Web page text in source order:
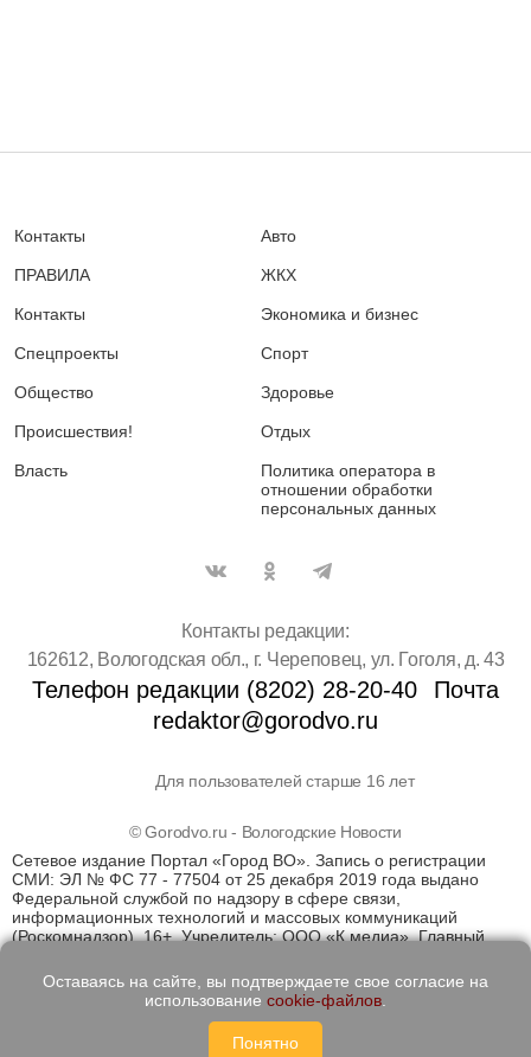
Контакты
ПРАВИЛА
Контакты
Спецпроекты
Общество
Происшествия!
Власть
Авто
ЖКХ
Экономика и бизнес
Спорт
Здоровье
Отдых
Политика оператора в
отношении обработки
персональных данных
Контакты редакции:
162612, Вологодская обл., г. Череповец, ул. Гоголя, д. 43
Телефон редакции (8202) 28-20-40
Почта
redaktor@gorodvo.ru
Для пользователей старше 16 лет
© Gorodvo.ru - Вологодские Новости
Сетевое издание Портал «Город ВО». Запись о регистрации
СМИ: ЭЛ № ФС 77 - 77504 от 25 декабря 2019 года выдано
Федеральной службой по надзору в сфере связи,
информационных технологий и массовых коммуникаций
(Роскомнадзор). 16+. Учредитель: ООО «К медиа». Главный
применяются рекомендательные технологии (информационные
технологии предоставления информации на основе сбора,
систематизации и анализа сведений, относящихся к
предпочтениям пользователей сети "Интернет", находящихся
на территории Российской Федерации)
Оставаясь на сайте, вы подтверждаете свое согласие на
использование cookie-файлов
Понятно